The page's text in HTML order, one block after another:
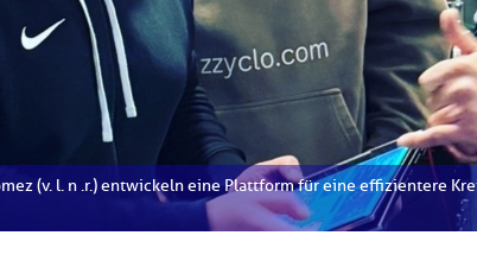
(v. l. n .r.) entwickeln eine Plattform für eine effizientere